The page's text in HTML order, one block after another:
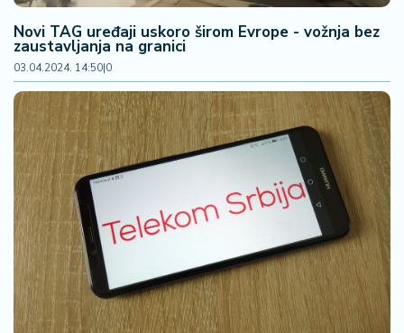
Novi TAG uređaji uskoro širom Evrope - vožnja bez
zaustavljanja na granici
03.04.2024. 14:50|0